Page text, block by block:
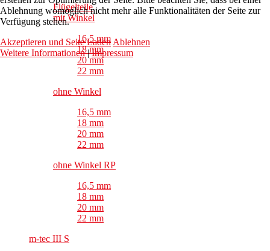
Flügelteile
mit Winkel
16,5 mm
18 mm
20 mm
22 mm
ohne Winkel
16,5 mm
18 mm
20 mm
22 mm
ohne Winkel RP
16,5 mm
18 mm
20 mm
22 mm
m-tec III S
Ablehnung womöglich nicht mehr alle Funktionalitäten der Seite zur
Verfügung stehen.
Akzeptieren und Seite Laden Ablehnen
Weitere Informationen|Impressum